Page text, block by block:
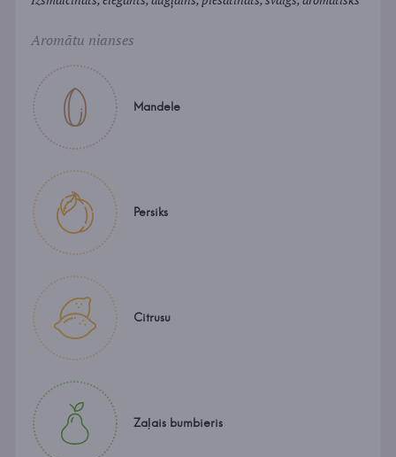
Aromātu nianses
Mandele
Persiks
Citrusu
Zaļais bumbieris